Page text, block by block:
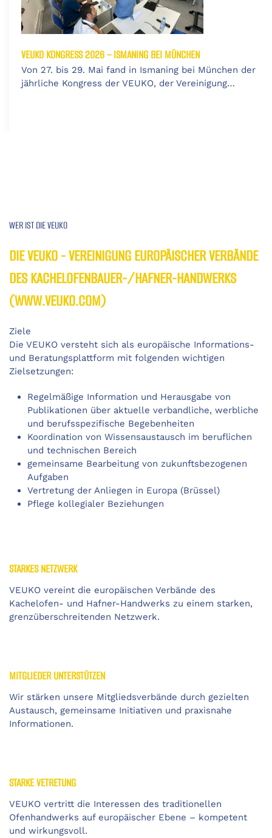
VEUKO KONGRESS 2026 – ISMANING BEI MÜNCHEN
Von 27. bis 29. Mai fand in Ismaning bei München der
jährliche Kongress der VEUKO, der Vereinigung…
WER IST DIE VEUKO
DIE VEUKO - VEREINIGUNG EUROPÄISCHER VERBÄNDE
DES KACHELOFENBAUER-/HAFNER-HANDWERKS
(WWW.VEUKO.COM)
Ziele
Die VEUKO versteht sich als europäische Informations-
und Beratungsplattform mit folgenden wichtigen
Zielsetzungen:
Regelmäßige Information und Herausgabe von
Publikationen über aktuelle verbandliche, werbliche
und berufsspezifische Begebenheiten
Koordination von Wissensaustausch im beruflichen
und technischen Bereich
gemeinsame Bearbeitung von zukunftsbezogenen
Aufgaben
Vertretung der Anliegen in Europa (Brüssel)
Pflege kollegialer Beziehungen
STARKES NETZWERK
VEUKO vereint die europäischen Verbände des
Kachelofen- und Hafner-Handwerks zu einem starken,
grenzüberschreitenden Netzwerk.
MITGLIEDER UNTERSTÜTZEN
Wir stärken unsere Mitgliedsverbände durch gezielten
Austausch, gemeinsame Initiativen und praxisnahe
Informationen.
STARKE VETRETUNG
VEUKO vertritt die Interessen des traditionellen
Ofenhandwerks auf europäischer Ebene – kompetent
und wirkungsvoll.